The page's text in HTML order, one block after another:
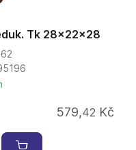
Tk 28x22x28
579,42 Kč